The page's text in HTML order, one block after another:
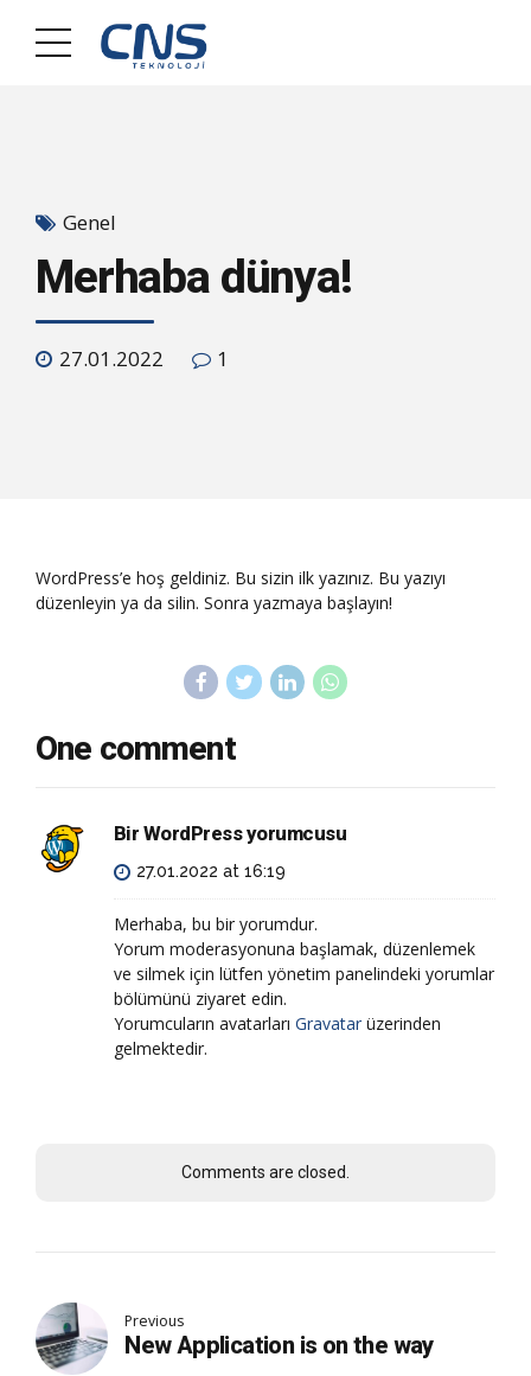
Genel
Merhaba dünya!
27.01.2022 1
WordPress’e hoş geldiniz. Bu sizin ilk yazınız. Bu yazıyı
düzenleyin ya da silin. Sonra yazmaya başlayın!
One comment
Bir WordPress yorumcusu
27.01.2022 at 16:19
Merhaba, bu bir yorumdur.
Yorum moderasyonuna başlamak, düzenlemek
ve silmek için lütfen yönetim panelindeki yorumlar
bölümünü ziyaret edin.
Yorumcuların avatarları Gravatarüzerinden
gelmektedir.
Comments are closed.
Previous
New Application is on the way